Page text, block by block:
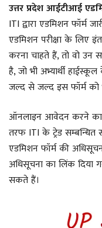
उत्तर प्रदेश आईटीआई
ITI द्वारा एडमिशन फॉर्म
एडमिशन परीक्षा के लिए
करना चाहते हैं, तो वो उन
है, जो भी अभ्यार्थी
जल्द से जल्द इस फॉर्म को
ऑनलाइन आवेदन करने का
तरफ ITI के ट्रेड सम्बन्धित
एडमिशन फॉर्म की
अधिसूचना का लिंक दिया
सकते हैं।